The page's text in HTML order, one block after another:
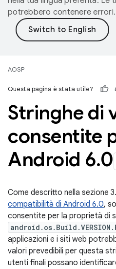
potrebbero contenere errori.
AOSP
Questa pagina è stata utile?
Stringhe di
consentite
Android 6.0
Come descritto nella sezione
compatibilità di Android 6.0,
consentite per la proprietà di
applicazioni e i siti web
valori prevedibili per questa
utenti finali possano